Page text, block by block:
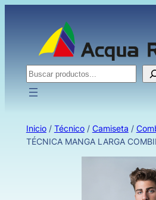
Buscar
Inicio/ Técnico/ Camiseta /
TÉCNICA MANGA LARGA